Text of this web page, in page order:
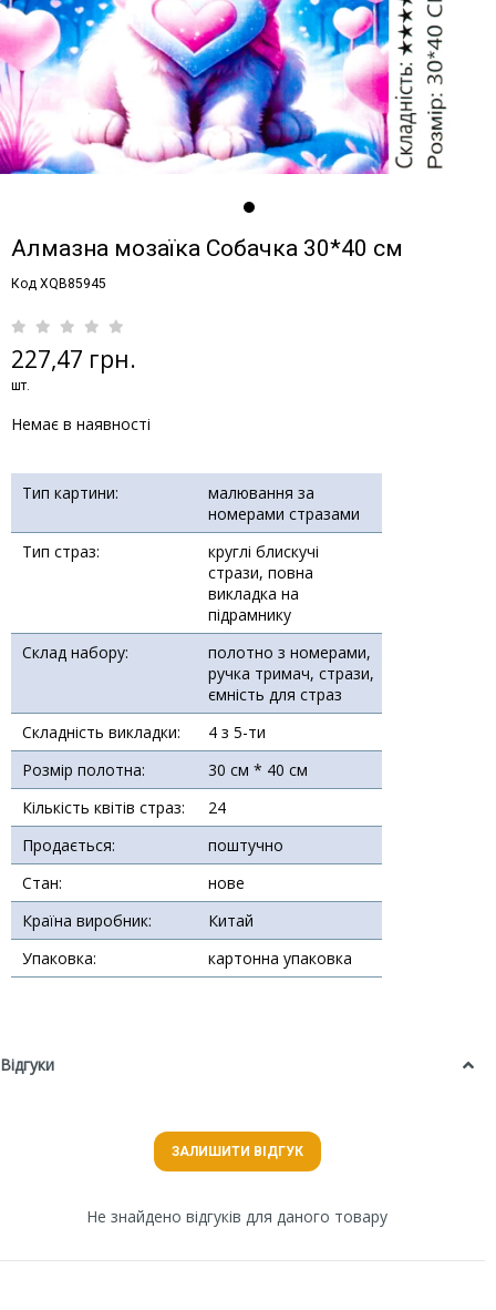
Алмазна мозаїка Собачка 30*40 см
Код XQB85945
227,47 грн.
шт.
Немає в наявності
Тип картини:
малювання за
номерами стразами
Тип страз:
круглі блискучі
стрази, повна
викладка на
підрамнику
Склад набору:
полотно з номерами,
ручка тримач, стрази,
ємність для страз
Складність викладки:
4 з 5-ти
Розмір полотна:
30 см * 40 см
Кількість квітів страз:
24
Продається:
поштучно
Стан:
нове
Країна виробник:
Китай
Упаковка:
картонна упаковка
Відгуки
ЗАЛИШИТИ ВІДГУК
Не знайдено відгуків для даного товару